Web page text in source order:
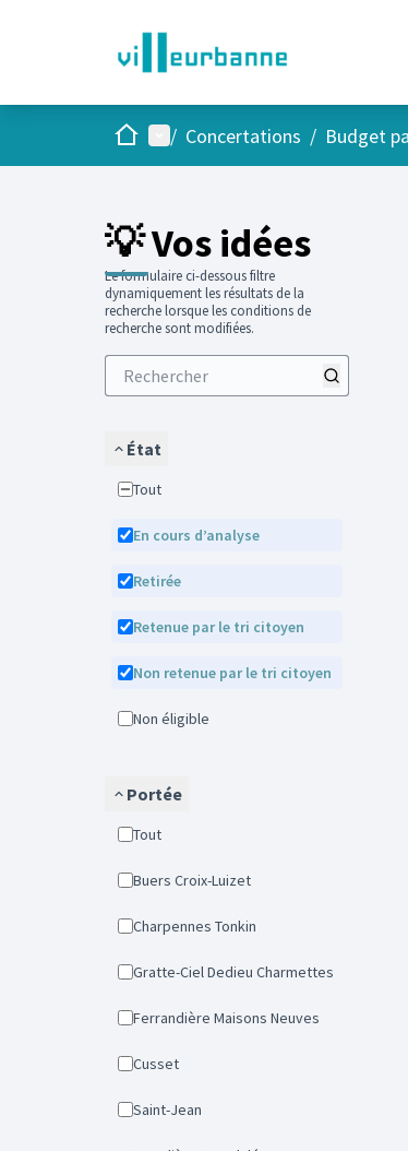
AccueilMenu principal
/ Concertations / Budget
💡 Vos idées
Le formulaire ci-dessous filtre
dynamiquement les résultats de la
recherche lorsque les conditions de
recherche sont modifiées.
État
Tout
En cours d’analyse
Retirée
Retenue par le tri citoyen
Non retenue par le tri citoyen
Non éligible
Portée
Tout
Buers Croix-Luizet
Charpennes Tonkin
Gratte-Ciel Dedieu Charmettes
Ferrandière Maisons Neuves
Cusset
Saint-Jean